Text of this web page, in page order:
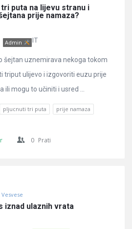
puta na lijevu stranu i
prije namaza?
Admin IT
šejtan uznemirava nekoga tokom
triput ulijevo i izgovoriti euzu prije
mogu to učiniti i usred ...
pljucnuti tri puta
prije namaza
0 Prati
iznad ulaznih vrata